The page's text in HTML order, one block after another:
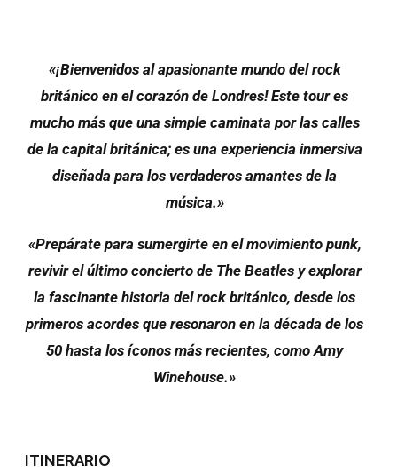
«¡Bienvenidos al apasionante mundo del rock
británico en el corazón de Londres! Este tour es
mucho más que una simple caminata por las calles
de la capital británica; es una experiencia inmersiva
diseñada para los verdaderos amantes de la
música.»
«Prepárate para sumergirte en el movimiento punk,
revivir el último concierto de The Beatles y explorar
la fascinante historia del rock británico, desde los
primeros acordes que resonaron en la década de los
50 hasta los íconos más recientes, como Amy
Winehouse.»
ITINERARIO